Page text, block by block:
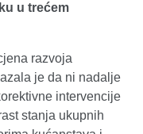
u trećem
razvoja
je da ni nadalje
intervencije
stanja ukupnih